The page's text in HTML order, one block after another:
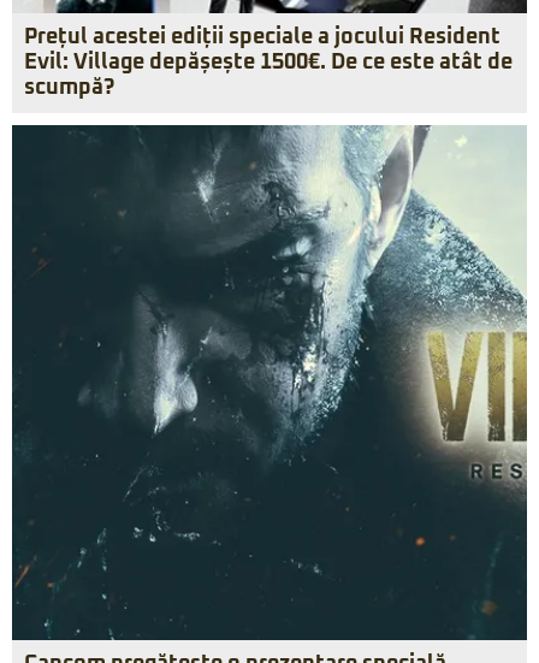
Prețul acestei ediții speciale a jocului Resident
Evil: Village depășește 1500€. De ce este atât de
scumpă?